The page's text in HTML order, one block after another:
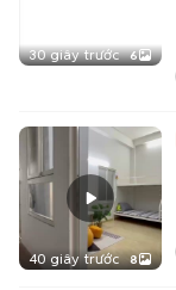
30 giây trước 6
40 giây trước 8